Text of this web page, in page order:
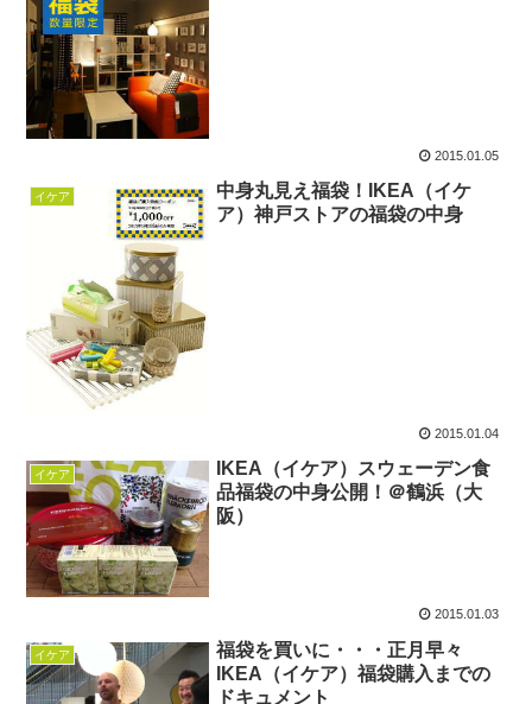
2015.01.05
イケア
中身丸見え福袋！IKEA（イケ
ア）神戸ストアの福袋の中身
2015.01.04
イケア
IKEA（イケア）スウェーデン食
品福袋の中身公開！＠鶴浜（大
阪）
2015.01.03
イケア
福袋を買いに・・・正月早々
IKEA（イケア）福袋購入までの
ドキュメント